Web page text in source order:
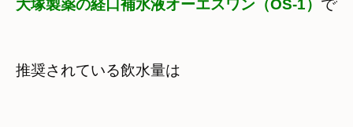
大塚製薬の経口補水液オーエスワン（OS-1） です
推奨されている飲水量は